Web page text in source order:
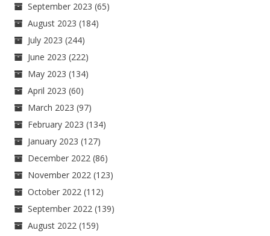
September 2023 (65)
August 2023 (184)
July 2023 (244)
June 2023 (222)
May 2023 (134)
April 2023 (60)
March 2023 (97)
February 2023 (134)
January 2023 (127)
December 2022 (86)
November 2022 (123)
October 2022 (112)
September 2022 (139)
August 2022 (159)